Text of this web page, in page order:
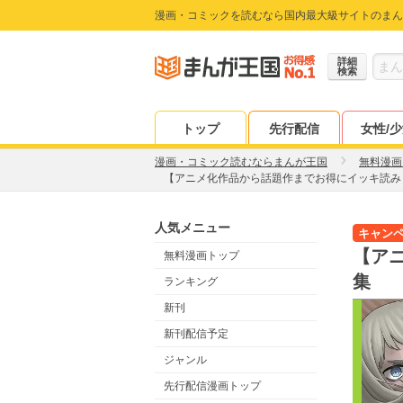
漫画・コミックを読むなら国内最大級サイトのま
詳細
検索
トップ 先行配信 女性/
漫画・コミック読むならまんが王国
無料漫
【アニメ化作品から話題作までお得にイッキ
人気メニュー
無料漫画トップ
ランキング
新刊
新刊配信予定
ジャンル
先行配信漫画トップ
キャン
【ア
集